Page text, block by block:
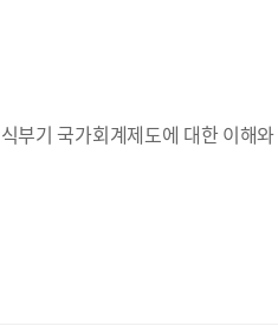
부기 국가회계제도에 대한 이해